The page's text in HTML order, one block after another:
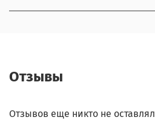
Отзывы
Отзывов еще никто не оставлял